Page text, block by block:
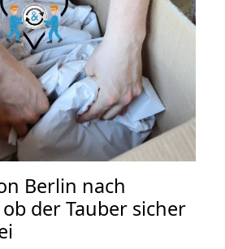
Berlin nach
der Tauber sicher